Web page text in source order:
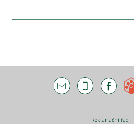
Reklamační řád